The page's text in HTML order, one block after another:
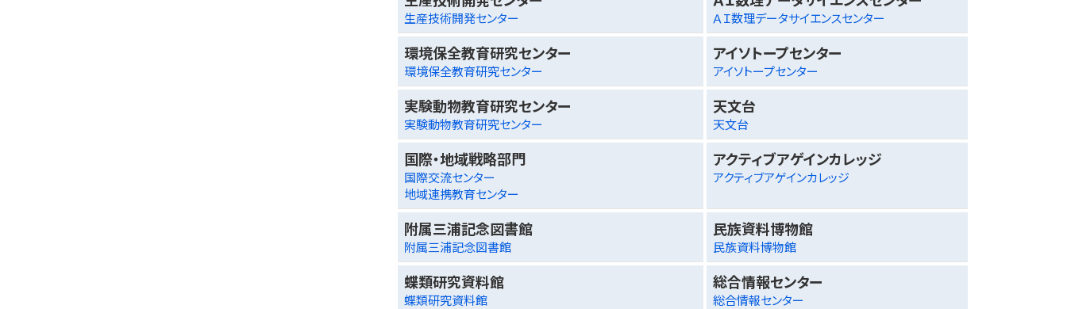
生産技術開発センター ＡＩ数理データサイエンスセンター
環境保全教育研究センター
環境保全教育研究センター
アイソトープセンター
アイソトープセンター
実験動物教育研究センター
実験動物教育研究センター
天文台
天文台
国際・地域戦略部門
国際交流センター
地域連携教育センター
アクティブアゲインカレッジ
アクティブアゲインカレッジ
附属三浦記念図書館
附属三浦記念図書館
民族資料博物館
民族資料博物館
蝶類研究資料館
蝶類研究資料館
総合情報センター
総合情報センター